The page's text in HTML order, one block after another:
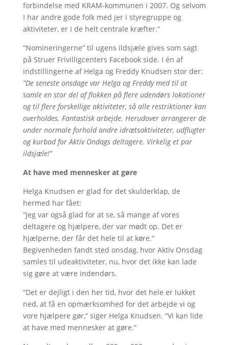
forbindelse med KRAM-kommunen i 2007. Og selvom
I har andre gode folk med jer i styregruppe og
aktiviteter, er I de helt centrale kræfter.”
“Nomineringerne” til ugens ildsjæle gives som sagt
på Struer Frivilligcenters Facebook side. I én af
indstillingerne af Helga og Freddy Knudsen stor der:
”De seneste onsdage var Helga og Freddy med til at
samle en stor del af flokken på flere udendørs lokationer
og til flere forskellige aktiviteter, så alle restriktioner kan
overholdes. Fantastisk arbejde. Herudover arrangerer de
under normale forhold andre idrætsaktiviteter, udflugter
og kurbad for Aktiv Ondags deltagere. Virkelig et par
ildsjæle!”
At have med mennesker at gøre
Helga Knudsen er glad for det skulderklap, de
hermed har fået:
“Jeg var også glad for at se, så mange af vores
deltagere og hjælpere, der var mødt op. Det er
hjælperne, der får det hele til at køre.”
Begivenheden fandt sted onsdag, hvor Aktiv Onsdag
samles til udeaktiviteter, nu, hvor det ikke kan lade
sig gøre at være indendørs.
“Det er dejligt i den her tid, hvor det hele er lukket
ned, at få en opmærksomhed for det arbejde vi og
vore hjælpere gør,” siger Helga Knudsen. “Vi kan lide
at have med mennesker at gøre.”